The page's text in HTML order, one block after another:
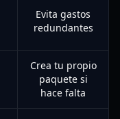
Evita gastos
redundantes
Crea tu propio
paquete si
hace falta